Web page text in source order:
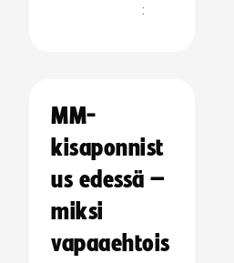
:
MM-
kisaponnist
us edessä –
miksi
vapaaehtois